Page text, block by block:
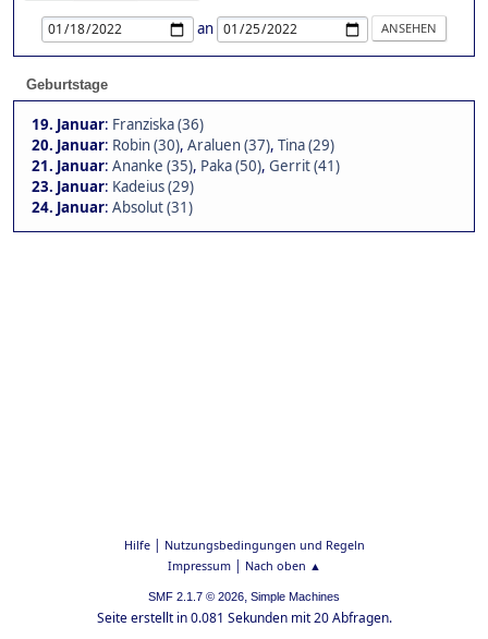
an
Geburtstage
19. Januar: Franziska (36)
20. Januar: Robin (30), Araluen (37), Tina (29)
21. Januar: Ananke (35), Paka (50), Gerrit (41)
23. Januar: Kadeius (29)
24. Januar: Absolut (31)
Hilfe| Nutzungsbedingungen und Regeln
Impressum| Nach oben ▲
SMF 2.1.7 © 2026, Simple Machines
Seite erstellt in 0.081 Sekunden mit 20 Abfragen.